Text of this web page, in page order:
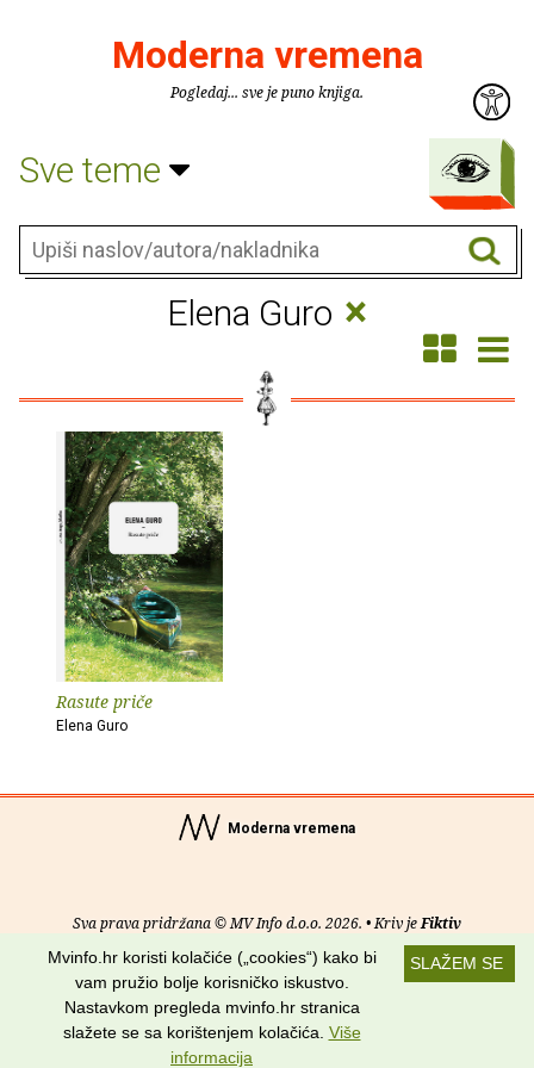
Moderna vremena
Pogledaj... sve je puno knjiga.
Sve teme
Elena Guro ×
Rasute priče
Elena Guro
Moderna vremena
Sva prava pridržana © MV Info d.o.o. 2026. • Kriv jeFiktiv
Uvjeti korištenja RSS kanali
Potraži nas na:
SLAŽEM SE
Mvinfo.hr koristi kolačiće („cookies“) kako bi
vam pružio bolje korisničko iskustvo.
Nastavkom pregleda mvinfo.hr stranica
slažete se sa korištenjem kolačića. Više
informacija